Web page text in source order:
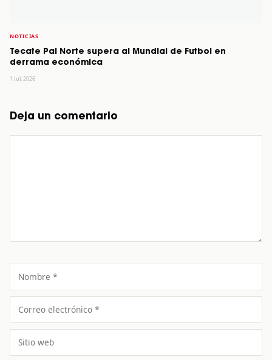
NOTICIAS
Tecate Pal Norte supera al Mundial de Futbol en
derrama económica
1 Jul, 2026
Deja un comentario
Nombre
Correo
electrónico
Sitio
web